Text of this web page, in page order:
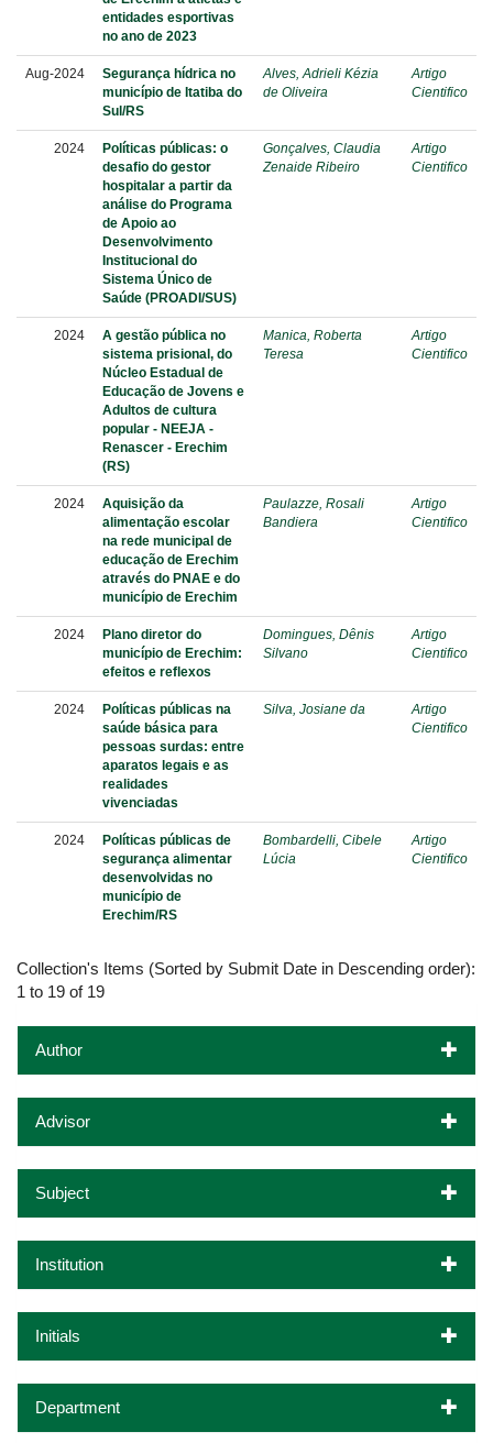
entidades esportivas
no ano de 2023
Aug-2024
Segurança hídrica no
município de Itatiba do
Sul/RS
Alves, Adrieli Kézia
de Oliveira
Artigo
Cientifico
2024
Políticas públicas: o
desafio do gestor
hospitalar a partir da
análise do Programa
de Apoio ao
Desenvolvimento
Institucional do
Sistema Único de
Saúde (PROADI/SUS)
Gonçalves, Claudia
Zenaide Ribeiro
Artigo
Cientifico
2024
A gestão pública no
sistema prisional, do
Núcleo Estadual de
Educação de Jovens e
Adultos de cultura
popular - NEEJA -
Renascer - Erechim
(RS)
Manica, Roberta
Teresa
Artigo
Cientifico
2024
Aquisição da
alimentação escolar
na rede municipal de
educação de Erechim
através do PNAE e do
município de Erechim
Paulazze, Rosali
Bandiera
Artigo
Cientifico
2024
Plano diretor do
município de Erechim:
efeitos e reflexos
Domingues, Dênis
Silvano
Artigo
Cientifico
2024
Políticas públicas na
saúde básica para
pessoas surdas: entre
aparatos legais e as
realidades
vivenciadas
Silva, Josiane da
Artigo
Cientifico
2024
Políticas públicas de
segurança alimentar
desenvolvidas no
município de
Erechim/RS
Bombardelli, Cibele
Lúcia
Artigo
Cientifico
Collection's Items (Sorted by Submit Date in Descending order):
1 to 19 of 19
Author
Advisor
Subject
Institution
Initials
Department